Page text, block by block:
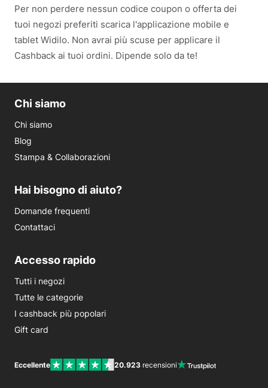
Per non perdere nessun codice coupon o offerta dei
tuoi negozi preferiti scarica l'applicazione mobile e
tablet Widilo. Non avrai più scuse per applicare il
Cashback ai tuoi ordini. Dipende solo da te!
Chi siamo
Chi siamo
Blog
Stampa & Collaborazioni
Hai bisogno di aiuto?
Domande frequenti
Contattaci
Accesso rapido
Tutti i negozi
Tutte le categorie
I cashback più popolari
Gift card
Eccellente 20.923 recensioni